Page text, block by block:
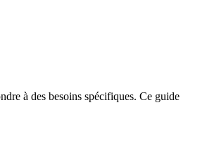
à des besoins spécifiques. Ce guide